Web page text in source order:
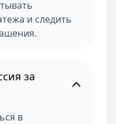
и следить
за
в